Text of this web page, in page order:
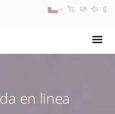
en linea
PM